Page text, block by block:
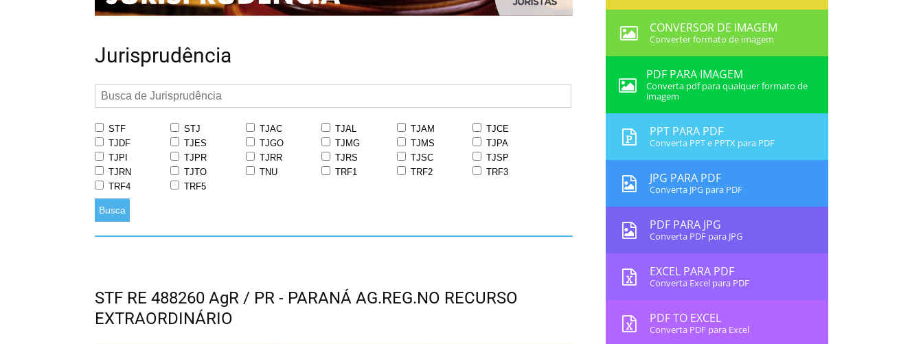
Jurisprudência
STF STJ TJAC TJAL TJAM
TJCE
TJDF
TJES TJGO TJMG TJMS
TJPA
TJPI
TJPR TJRR TJRS TJSC
TJSP
TJRN
TJTO TNU TRF1 TRF2
TRF3
TRF4
TRF5
Busca
STF RE 488260 AgR / PR - PARANÁ AG.REG.NO RECURSO
EXTRAORDINÁRIO
CONVERSOR DE IMAGEM
Converter formato de imagem
PDF PARA IMAGEM
Converta pdf para qualquer formato de
imagem
PPT PARA PDF
Converta PPT e PPTX para PDF
JPG PARA PDF
Converta JPG para PDF
PDF PARA JPG
Converta PDF para JPG
EXCEL PARA PDF
Converta Excel para PDF
PDF TO EXCEL
Converta PDF para Excel